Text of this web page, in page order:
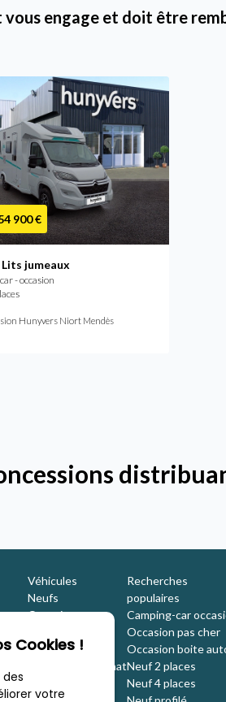
vous engage et doit être
900 €
jumeaux
- occasion
Hunyvers Niort Mendès
Véhicules
Neufs
Occasions
Location
Estimation / Rachat
Recherches
populaires
Camping-car
Occasion pas cher
Occasion boite
Neuf 2 places
Neuf 4 places
Cookies !
votre